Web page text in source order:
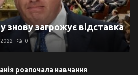
знову загрожує відставка
0
розпочала навчання